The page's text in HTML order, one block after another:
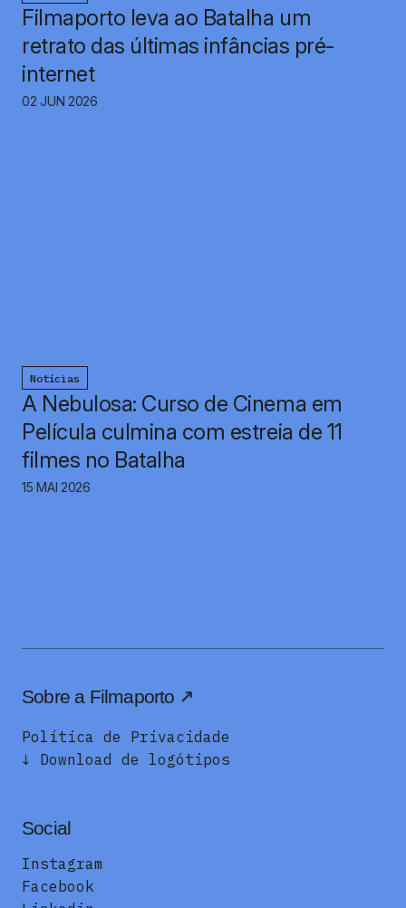
Filmaporto leva ao Batalha um
retrato das últimas infâncias pré-
internet
02 JUN 2026
Notícias
A Nebulosa: Curso de Cinema em
Película culmina com estreia de 11
filmes no Batalha
15 MAI 2026
Sobre a Filmaporto
Política de Privacidade
↓ Download de logótipos
Social
Instagram
Facebook